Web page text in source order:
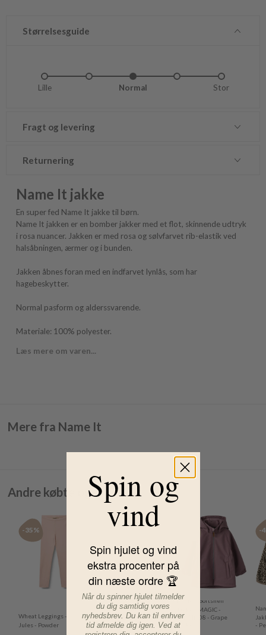
Størrelsesguide
Lille Normal Stor
Fragt og levering
Returnering
Name It jakke
En super fed Name It jakke til børn.
Name It jakken er en bomber jakker med et flot, skinnende udtryk
i rosa nuancer. Jakken er med rosa og sølvfarvet rib-elastik ved
halsåbningen, ærmer og i bunden.
Jakken åbnes foran med en indfarvet lynlås, som har
hagebeskytter.
Normal pasform og alderssvarende.
Materiale: 100% polyester.
Læs mere om varen...
Mere fra Name It
Andre købte også
-35%
Wheat Leggings -
Jules - Powder
-35%
Wheat Leggings -
Jules - Rose
Powder
Name It Softshell
Jakke - MAGIC -
nmfAlfa08 - Grape
Shake
-
-
Spin og
vind
Spin hjulet og vind
ekstra procenter på
din næste ordre 🏆
Når du spinner hjulet tilmelder
du dig samtidig vores
nyhedsbrev. Du kan til enhver
tid afmelde dig igen. Ved at